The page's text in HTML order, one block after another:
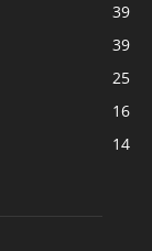
39
39
25
16
14